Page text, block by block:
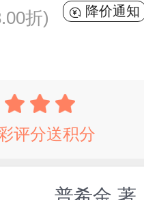
折) 降价通知
评分送积分